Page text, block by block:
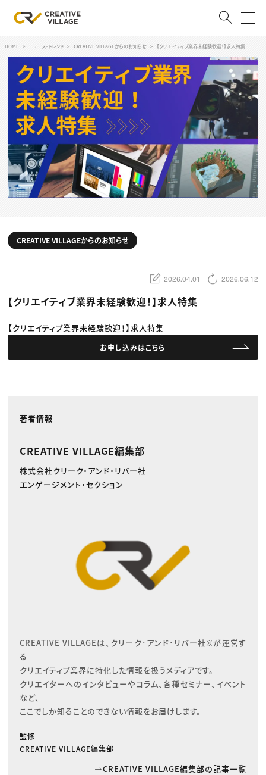
ログイン 会員登録
RECRUIT
クリエイター求人を探す
CREATIVE JOB求人検索
特集求人
採用説明会
転職支援サービス
CONTENTS
スキルアップしたい！ トップ
デザイン
動画配信・映像制作
ディレクション
業界解説・キャリア事情
TOP Creator’s コラム
ゲームクリエイター
映像クリエイター
クリエイターインタビュー
C＆R Magazine
ニュース・トレンド トップ
ゲーム・エンタメ
HOME ニュース・トレンド CREATIVE VILLAGEからのお知らせ 【クリエイティブ業界未経験歓迎！】求人特集
CREATIVE VILLAGEからのお知らせ
2026.04.01 2026.06.12
【クリエイティブ業界未経験歓迎！】求人特集
【クリエイティブ業界未経験歓迎！】求人特集
お申し込みはこちら
著者情報
CREATIVE VILLAGE編集部
株式会社クリーク・アンド・リバー社
エンゲージメント・セクション
CREATIVE VILLAGEは、クリーク･アンド･リバー社※が運営す
る
クリエイティブ業界に特化した情報を扱うメディアです。
クリエイターへのインタビューやコラム、各種セミナー、イベント
など、
ここでしか知ることのできない情報をお届けします。
監修
CREATIVE VILLAGE編集部
CREATIVE VILLAGE編集部の記事一覧